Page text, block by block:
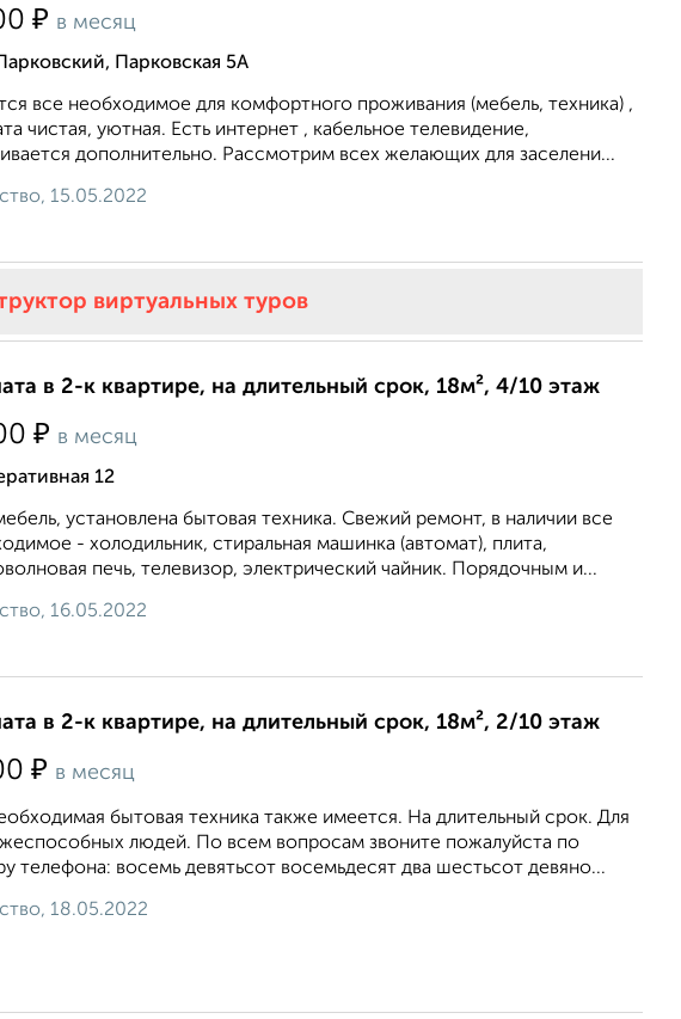
₽ в месяц
Парковская 5А
все необходимое для комфортного проживания (мебель, техника) ,
чистая, уютная. Есть интернет , кабельное телевидение,
дополнительно. Рассмотрим всех желающих для заселени...
15.05.2022
виртуальных туров
в 2-к квартире, на длительный срок, 18м², 4/10 этаж
₽ в месяц
12
установлена бытовая техника. Свежий ремонт, в наличии все
- холодильник, стиральная машинка (автомат), плита,
печь, телевизор, электрический чайник. Порядочным и...
16.05.2022
в 2-к квартире, на длительный срок, 18м², 2/10 этаж
₽ в месяц
бытовая техника также имеется. На длительный срок. Для
людей. По всем вопросам звоните пожалуйста по
телефона: восемь девятьсот восемьдесят два шестьсот девяно...
18.05.2022